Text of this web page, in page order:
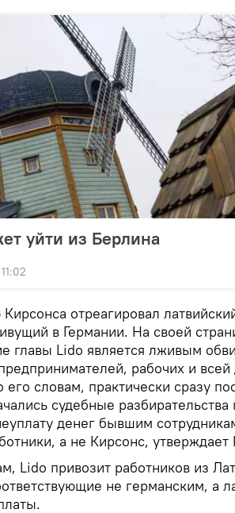
уйти из Берлина
отреагировал
в Германии. На своей
главы Lido является лживым
рабочих и
его словам, практически сразу
судебные
денег бывшим
а не Кирсонс, утверждает
Lido привозит работников из
не германским, а